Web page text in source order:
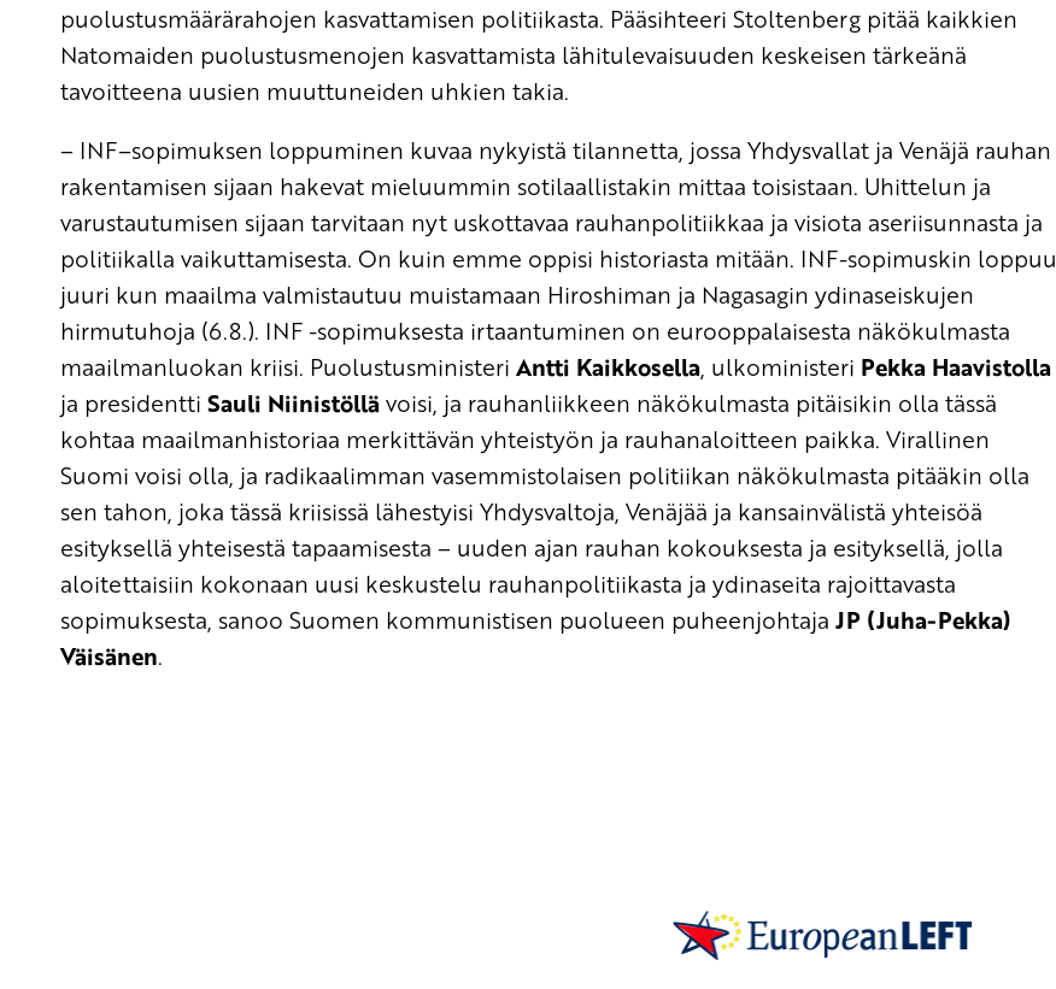
puolustusmäärärahojen kasvattamisen politiikasta. Pääsihteeri Stoltenberg pitää kaikkien
Natomaiden puolustusmenojen kasvattamista lähitulevaisuuden keskeisen tärkeänä
tavoitteena uusien muuttuneiden uhkien takia.
– INF–sopimuksen loppuminen kuvaa nykyistä tilannetta, jossa Yhdysvallat ja Venäjä rauhan
rakentamisen sijaan hakevat mieluummin sotilaallistakin mittaa toisistaan. Uhittelun ja
varustautumisen sijaan tarvitaan nyt uskottavaa rauhanpolitiikkaa ja visiota aseriisunnasta ja
politiikalla vaikuttamisesta. On kuin emme oppisi historiasta mitään. INF-sopimuskin loppuu
juuri kun maailma valmistautuu muistamaan Hiroshiman ja Nagasagin ydinaseiskujen
hirmutuhoja (6.8.). INF -sopimuksesta irtaantuminen on eurooppalaisesta näkökulmasta
maailmanluokan kriisi. Puolustusministeri Antti Kaikkosella, ulkoministeri Pekka Haavistolla
ja presidentti Sauli Niinistöllävoisi, ja rauhanliikkeen näkökulmasta pitäisikin olla tässä
kohtaa maailmanhistoriaa merkittävän yhteistyön ja rauhanaloitteen paikka. Virallinen
Suomi voisi olla, ja radikaalimman vasemmistolaisen politiikan näkökulmasta pitääkin olla
sen tahon, joka tässä kriisissä lähestyisi Yhdysvaltoja, Venäjää ja kansainvälistä yhteisöä
esityksellä yhteisestä tapaamisesta – uuden ajan rauhan kokouksesta ja esityksellä, jolla
aloitettaisiin kokonaan uusi keskustelu rauhanpolitiikasta ja ydinaseita rajoittavasta
sopimuksesta, sanoo Suomen kommunistisen puolueen puheenjohtaja JP (Juha-Pekka)
Väisänen.